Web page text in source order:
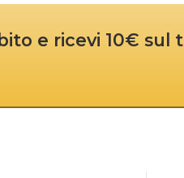
e ricevi 10€ sul